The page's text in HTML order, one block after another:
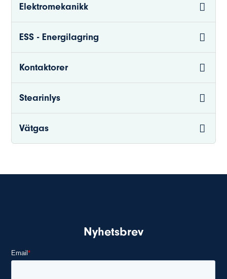
Elektromekanikk
ESS - Energilagring
Kontaktorer
Stearinlys
Vätgas
Nyhetsbrev